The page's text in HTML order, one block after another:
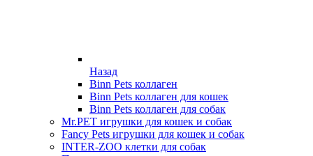
Назад
Binn Pets коллаген
Binn Pets коллаген для кошек
Binn Pets коллаген для собак
Mr.PET игрушки для кошек и собак
Fancy Pets игрушки для кошек и собак
INTER-ZOO клетки для собак